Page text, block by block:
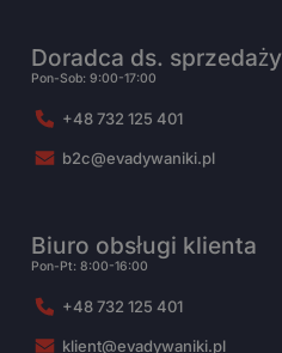
Doradca ds. sprzedaży
Pon-Sob: 9:00-17:00
+48 732 125 401
b2c@evadywaniki.pl
Biuro obsługi klienta
Pon-Pt: 8:00-16:00
+48 732 125 401
klient@evadywaniki.pl